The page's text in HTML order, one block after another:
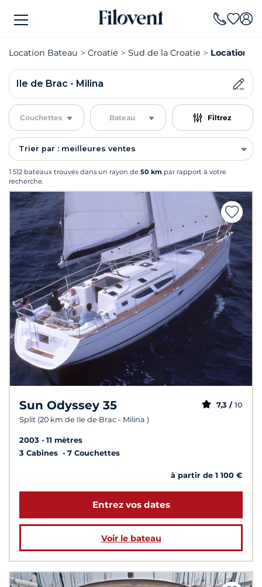
Location Bateau Croatie Sud de la Croatie Location
Ile de Brac - Milina
Couchettes Bateau Filtrez
Trier par : meilleures ventes
1 512 bateaux trouvés dans un rayon de 50 km par rapport à votre
recherche.
Sun Odyssey 35
Split (20 km de Ile de Brac - Milina )
7,3 / 10
2003
11 mètres
3 Cabines
7 Couchettes
à partir de 1 100 €
Entrez vos dates
Voir le bateau